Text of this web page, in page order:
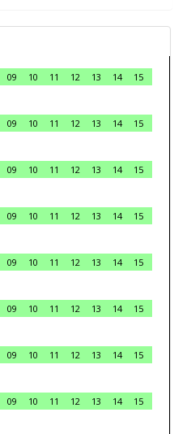
09 10 11 12 13 14
15
09 10 11 12 13 14
15
09 10 11 12 13 14
15
09 10 11 12 13 14
15
09 10 11 12 13 14
15
09 10 11 12 13 14
15
09 10 11 12 13 14
15
09 10 11 12 13 14
15